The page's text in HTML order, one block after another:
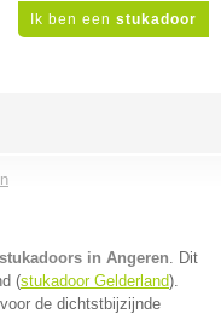
Ik ben een stukadoor
stukadoors in Angeren. Dit
(stukadoor Gelderland).
de dichtstbijzijnde